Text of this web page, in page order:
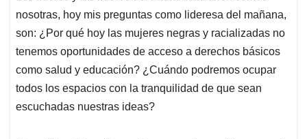
nosotras, hoy mis preguntas como lideresa del mañana,
son: ¿Por qué hoy las mujeres negras y racializadas no
tenemos oportunidades de acceso a derechos básicos
como salud y educación? ¿Cuándo podremos ocupar
todos los espacios con la tranquilidad de que sean
escuchadas nuestras ideas?